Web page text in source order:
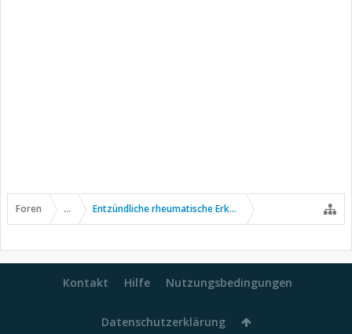
Foren ... Entzündliche rheumatische Erkrankungen
Kontakt Hilfe Nutzungsbedingungen
Datenschutzerklärung